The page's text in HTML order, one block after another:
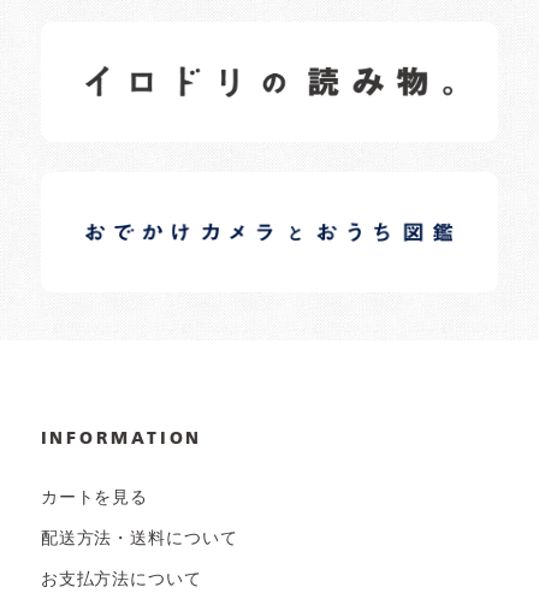
日常の様子など随時更新中です。
日常の様子など随時更新中です。
INFORMATION
カートを見る
配送方法・送料について
お支払方法について